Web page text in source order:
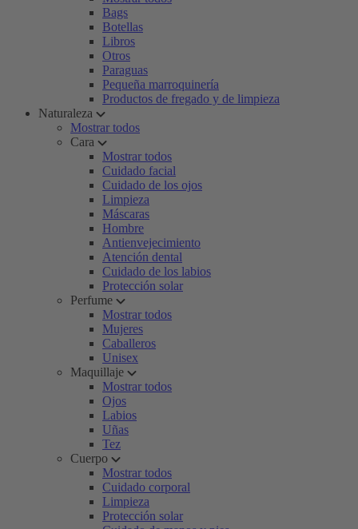
Bags
Botellas
Libros
Otros
Paraguas
Pequeña marroquinería
Productos de fregado y de limpieza
Naturaleza
Mostrar todos
Cara
Mostrar todos
Cuidado facial
Cuidado de los ojos
Limpieza
Máscaras
Hombre
Antienvejecimiento
Atención dental
Cuidado de los labios
Protección solar
Perfume
Mostrar todos
Mujeres
Caballeros
Unisex
Maquillaje
Mostrar todos
Ojos
Labios
Uñas
Tez
Cuerpo
Mostrar todos
Cuidado corporal
Limpieza
Protección solar